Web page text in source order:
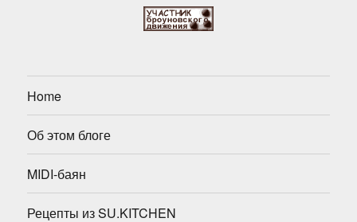
Home
Об этом блоге
MIDI-баян
Рецепты из SU.KITCHEN